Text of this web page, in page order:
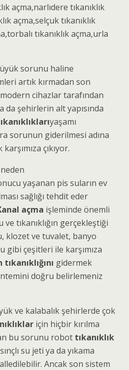
açma,narlıdere tıkanıklık
açma,selçuktıkanıklık
,torbalı tıkanıklık açma,urla
sorunu haline
artık kırmadan son
cihazlar tarafından
da şehirlerin alt yapısında
yaşamı
sorunun giderilmesi adına
çıkıyor.
yaşanan pis suların ev
sağlığı tehdit eder
açma işleminde önemli
ve tıkanıklığın gerçekleştiği
klozet ve tuvalet, banyo
gibi çeşitleri ile karşımıza
gidermek
doğru belirlemeniz
ve kalabalık şehirlerde çok
için hiçbir kırılma
bu sorunu robot tıkanıklık
su jeti ya da yıkama
Ancak son sistem